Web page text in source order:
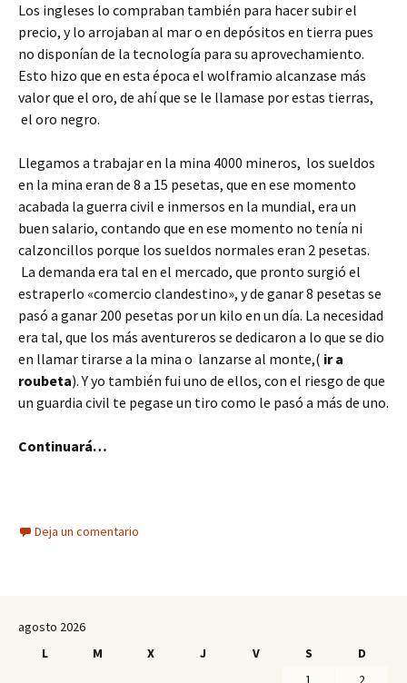
Los ingleses lo compraban también para hacer subir el
precio, y lo arrojaban al mar o en depósitos en tierra pues
no disponían de la tecnología para su aprovechamiento.
Esto hizo que en esta época el wolframio alcanzase más
valor que el oro, de ahí que se le llamase por estas tierras,
el oro negro.
Llegamos a trabajar en la mina 4000 mineros, los sueldos
en la mina eran de 8 a 15 pesetas, que en ese momento
acabada la guerra civil e inmersos en la mundial, era un
buen salario, contando que en ese momento no tenía ni
calzoncillos porque los sueldos normales eran 2 pesetas.
La demanda era tal en el mercado, que pronto surgió el
estraperlo «comercio clandestino», y de ganar 8 pesetas se
pasó a ganar 200 pesetas por un kilo en un día. La necesidad
era tal, que los más aventureros se dedicaron a lo que se dio
en llamar tirarse a la mina o lanzarse al monte,( ir a
roubeta). Y yo también fui uno de ellos, con el riesgo de que
un guardia civil te pegase un tiro como le pasó a más de uno.
Continuará…
Deja un comentario
agosto 2026
L
M X J V S
D
1
2